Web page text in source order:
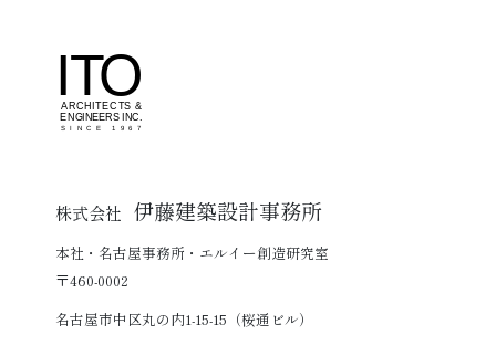
株式会社 伊藤建築設計事務所
本社・名古屋事務所・エルイー創造研究室
〒460-0002
名古屋市中区丸の内1-15-15（桜通ビル）